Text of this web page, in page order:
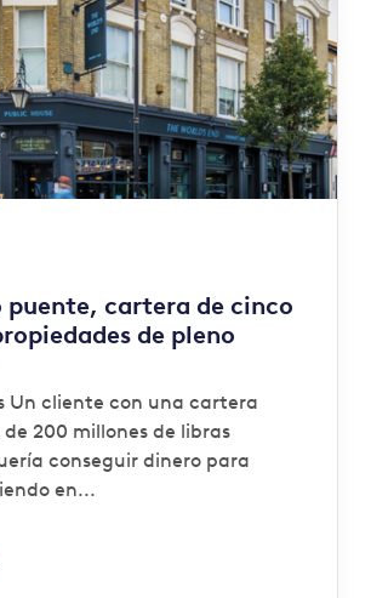
puente, cartera de cinco
de pleno
Un cliente con una cartera
200 millones de libras
conseguir dinero para
en...